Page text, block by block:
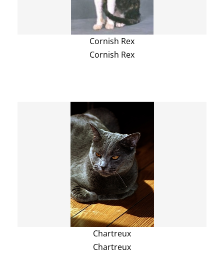
Cornish Rex
Cornish Rex
Chartreux
Chartreux